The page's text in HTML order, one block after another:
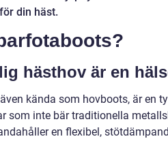
din häst.
hästhov är en
kända som hovboots, är en
som inte bär traditionella
en flexibel,